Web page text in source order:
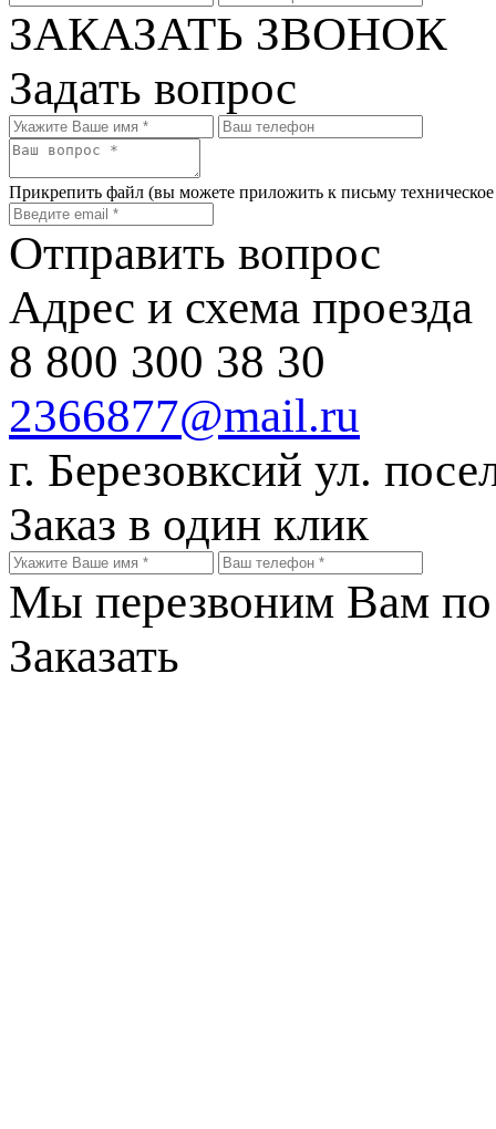
ЗАКАЗАТЬ ЗВОНОК
Задать вопрос
Прикрепить файл (вы можете приложить к письму
Отправить вопрос
Адрес и схема проезда
8 800 300 38 30
2366877@mail.ru
г. Березовксий ул.
Заказ в один клик
Мы перезвоним Вам по
Заказать